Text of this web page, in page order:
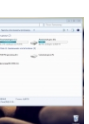
13 5